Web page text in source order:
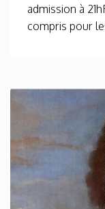
admission à
compris pour